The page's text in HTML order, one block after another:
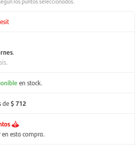
.
en stock.
de$ 712
esta compra.